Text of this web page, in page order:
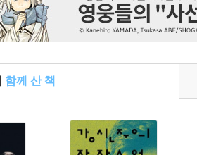
함께 산 책